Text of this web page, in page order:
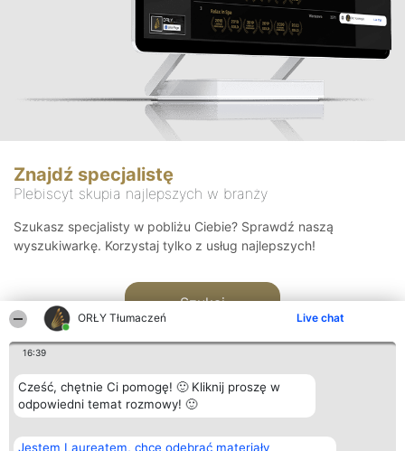
ORŁY Tłumaczeń Live chat
16:39
Cześć, chętnie Ci pomogę! 🙂 Kliknij proszę w
odpowiedni temat rozmowy! 🙂
Jestem Laureatem, chcę odebrać materiały
Znajdź specjalistę
Plebiscyt skupia najlepszych w branży
Szukasz specjalisty w pobliżu Ciebie? Sprawdź naszą
wyszukiwarkę. Korzystaj tylko z usług najlepszych!
Szukaj
Organizator plebiscytu
Bright Side Solutions sp. z o.
Plebiscyt
Laureaci
Kontakt
Kontakt